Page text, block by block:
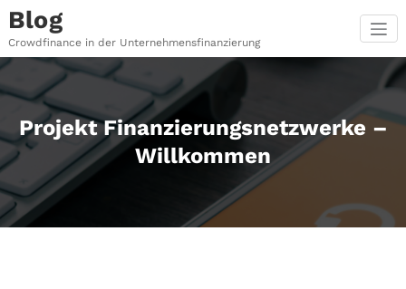
Inhalt
springen
Blog
Crowdfinance in der Unternehmensfinanzierung
Projekt Finanzierungsnetzwerke –
Willkommen